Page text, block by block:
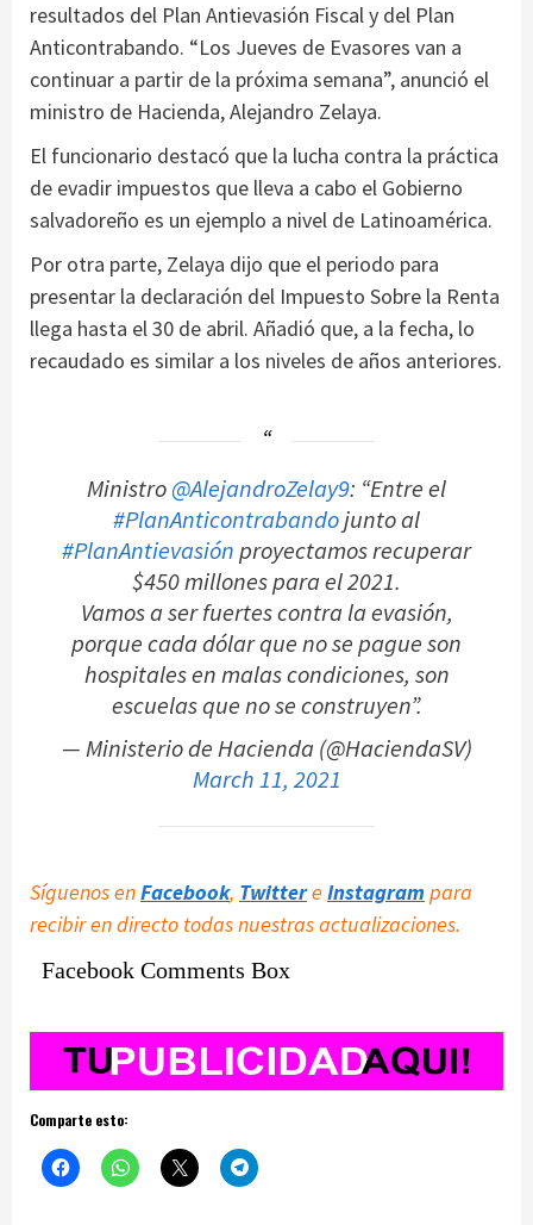
resultados del Plan Antievasión Fiscal y del Plan
Anticontrabando. “Los Jueves de Evasores van a
continuar a partir de la próxima semana”, anunció el
ministro de Hacienda, Alejandro Zelaya.
El funcionario destacó que la lucha contra la práctica
de evadir impuestos que lleva a cabo el Gobierno
salvadoreño es un ejemplo a nivel de Latinoamérica.
Por otra parte, Zelaya dijo que el periodo para
presentar la declaración del Impuesto Sobre la Renta
llega hasta el 30 de abril. Añadió que, a la fecha, lo
recaudado es similar a los niveles de años anteriores.
Ministro@AlejandroZelay9: “Entre el
#PlanAnticontrabandojunto al
#PlanAntievasiónproyectamos recuperar
$450 millones para el 2021.
Vamos a ser fuertes contra la evasión,
porque cada dólar que no se pague son
hospitales en malas condiciones, son
escuelas que no se construyen”.
— Ministerio de Hacienda (@HaciendaSV)
March 11, 2021
Síguenos enFacebook, Twittere Instagram para
recibir en directo todas nuestras actualizaciones.
Facebook Comments Box
Comparte esto: